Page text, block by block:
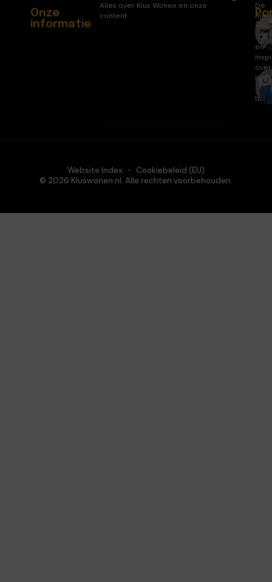
Onze
informatie
Alles over Klus Wonen en onze
content.
De
en
over
huis
en
tuin.
© 2026 Kluswonen.nl. Alle rechten voorbehouden.
Website Index Cookiebeleid (EU)